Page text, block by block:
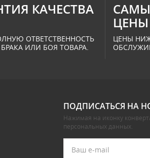
КАЧЕСТВА
ОТВЕТСТВЕННОСТЬ
ИЛИ БОЯ ТОВАРА.
ЦЕНЫ
ЦЕНЫ
ПОДПИСАТЬСЯ НА
Нажимая на иконку
персональных данных.